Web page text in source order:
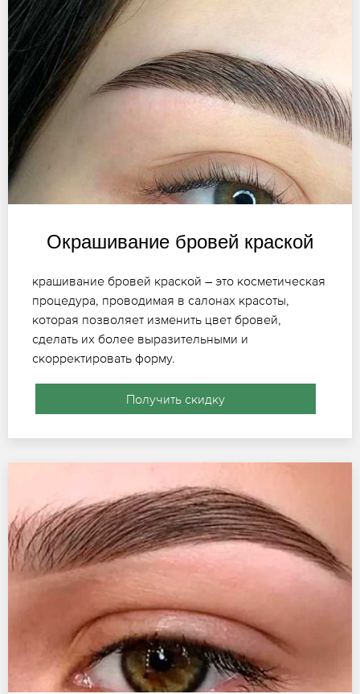
Окрашивание бровей краской
крашивание бровей краской – это косметическая
процедура, проводимая в салонах красоты,
которая позволяет изменить цвет бровей,
сделать их более выразительными и
скорректировать форму.
Получить скидку